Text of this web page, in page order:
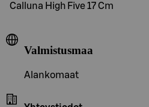
Calluna High Five 17 Cm
Valmistusmaa
Alankomaat